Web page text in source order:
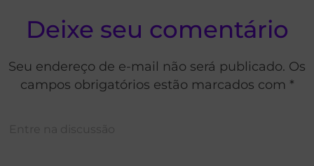
Deixe seu comentário
Seu endereço de e-mail não será publicado. Os
campos obrigatórios estão marcados com *